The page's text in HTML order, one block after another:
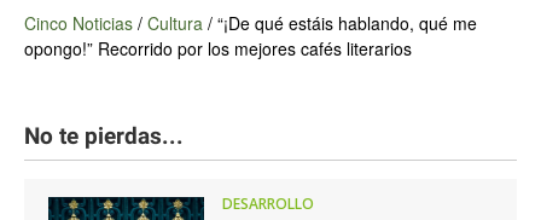
Cinco Noticias / Cultura / “¡De qué estáis hablando, qué me
opongo!” Recorrido por los mejores cafés literarios
No te pierdas...
DESARROLLO